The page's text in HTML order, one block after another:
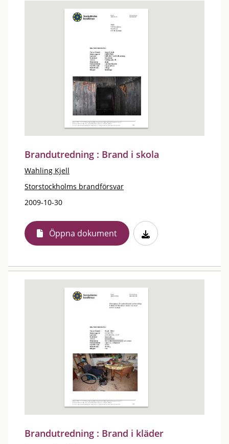
Brandutredning : Brand i skola
Wahling Kjell
Storstockholms brandförsvar
2009-10-30
Öppna dokument
Brandutredning : Brand i kläder